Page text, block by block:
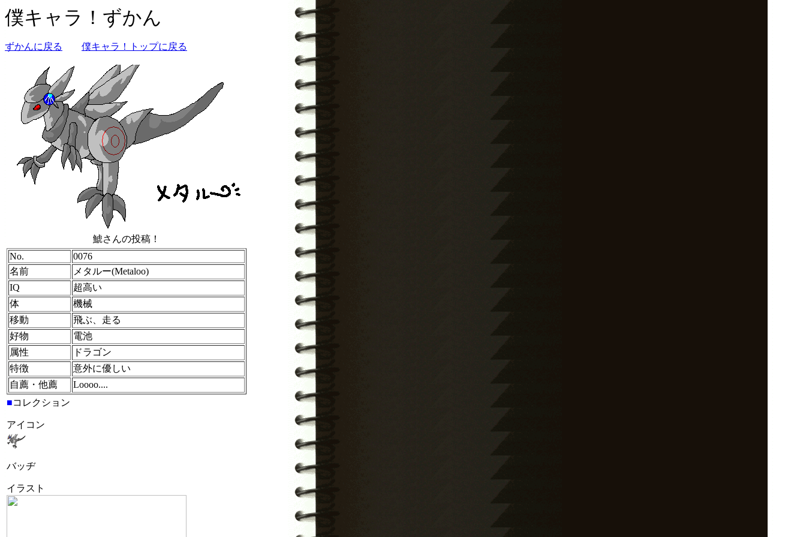
僕キャラ！ずかん
ずかんに戻る 僕キャラ！トップに戻る
鯱さんの投稿！
No.
0076
名前
メタルー(Metaloo)
IQ
超高い
体
機械
移動
飛ぶ、走る
好物
電池
属性
ドラゴン
特徴
意外に優しい
自薦・他薦
Loooo....
■コレクション
アイコン
バッヂ
イラスト